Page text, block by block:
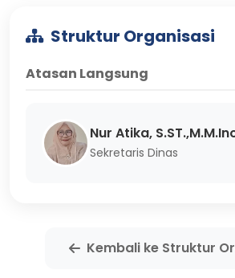
Struktur Organisasi
Atasan Langsung
Nur Atika,
Sekretaris Dinas
Kembali ke Struktur